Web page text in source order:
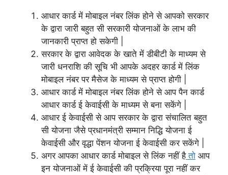
आधार कार्ड में मोबाइल नंबर लिंक होने से आपको सरकार
के द्वारा जारी बहुत सी सरकारी योजनाओं के लाभ की
जानकारी प्राप्त हो सकेगी |
सरकार के द्वारा आवेदक के खाते में डीबीटी के माध्यम से
जारी धनराशि की सूचि भी आपके अदहर कार्ड में लिंक
मोबाइल नंबर पर मैसेज के माध्यम से प्राप्त होगी |
आधार कार्ड में मोबाइल नंबर लिंक होने से आप पैन कार्ड
आधार कार्ड ई केवाईसी के माध्यम से बना सकेंगे |
आधार ई केवाईसी से आप सरकार के द्वारा संचालित बहुत
सी योजना जैसे प्रधानमंत्री सम्मान निद्धि योजना ई
केवाईसी और वृद्धा पेंशन योजना ई केवाईसी कर सकेंगे |
अगर आपका आधार कार्ड मोबाइल से लिंक नहीं हैतो आप
इन योजनाओं में ई केवाईसी की प्रक्रिया पूरा नहीं कर